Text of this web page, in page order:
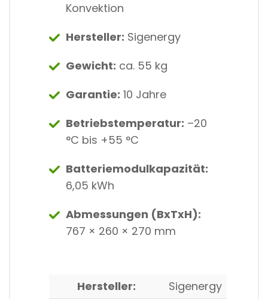
Konvektion
Hersteller: Sigenergy
Gewicht: ca. 55 kg
Garantie: 10 Jahre
Betriebstemperatur: –20
°C bis +55 °C
Batteriemodulkapazität:
6,05 kWh
Abmessungen (BxTxH):
767 × 260 × 270 mm
Hersteller:
Sigenergy